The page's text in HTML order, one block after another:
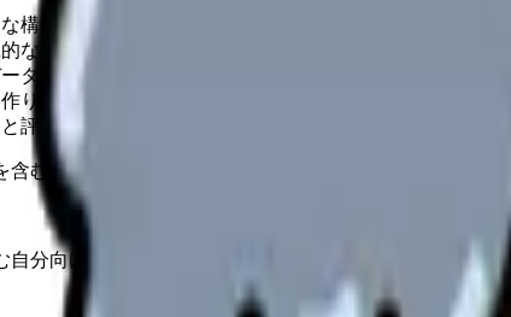
構築方法と運用のポイント
な導入ステップ
タ活用術
りのコツ
評価方法
むため、制度やサービスの最新条件は公的機関・勤務
分向けに残せます。